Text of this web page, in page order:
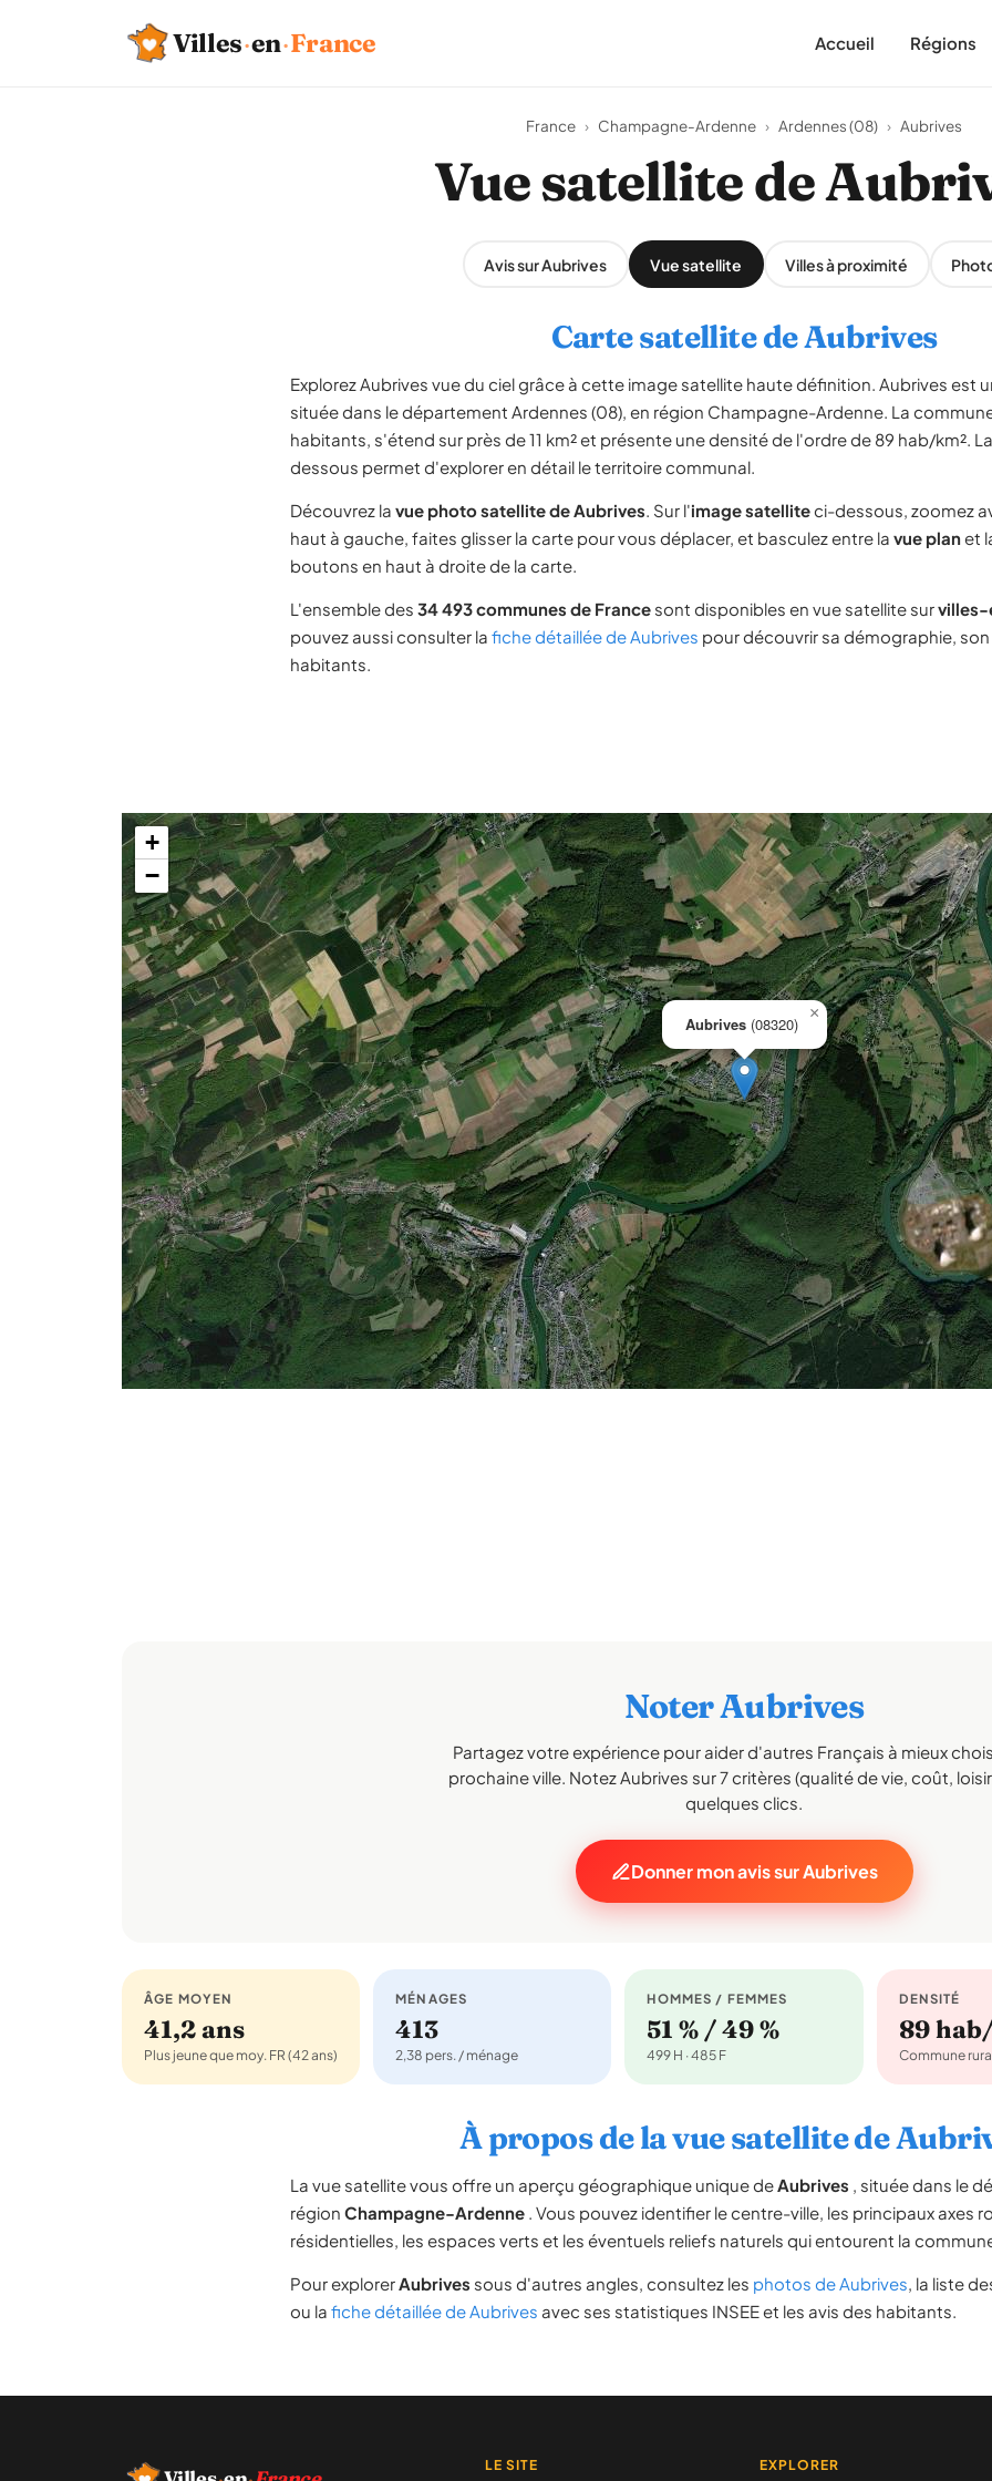
Villes·en·France Accueil Régions
France › Champagne-Ardenne › Ardennes (08) › Aubrives
Vue satellite de
Avis sur Aubrives Vue satellite Villes à proximité
Carte satellite de Aubrives
Explorez Aubrives vue du ciel grâce à cette image satellite haute définition. Aubrives est
située dans le département Ardennes (08), en région Champagne-Ardenne. La
habitants, s'étend sur près de 11 km² et présente une densité de l'ordre de 89 hab/km².
dessous permet d'explorer en détail le territoire communal.
Découvrez la vue photo satellite de Aubrives. Sur l'image satelliteci-dessous, zoomez
haut à gauche, faites glisser la carte pour vous déplacer, et basculez entre la vue planet
boutons en haut à droite de la carte.
L'ensemble des 34 493 communes de France sont disponibles en vue satellite sur
pouvez aussi consulter la fiche détaillée de Aubrives pour découvrir sa démographie,
habitants.
Aubrives (08320)
×
+
−
Noter Aubrives
Partagez votre expérience pour aider d'autres Français à mieux
prochaine ville. Notez Aubrives sur 7 critères (qualité de vie, coût,
quelques clics.
Donner mon avis sur Aubrives
ÂGE MOYEN
41,2 ans
Plus jeune que moy. FR (42 ans)
MÉNAGES
413
2,38 pers. / ménage
HOMMES / FEMMES
51 % / 49 %
499 H · 485 F
DENSITÉ
89
Commune
À propos de la vue satellite de
La vue satellite vous offre un aperçu géographique unique deAubrives , située dans le
région Champagne-Ardenne . Vous pouvez identifier le centre-ville, les principaux axes
résidentielles, les espaces verts et les éventuels reliefs naturels qui entourent la
Pour explorerAubrives sous d'autres angles, consultez les photos de Aubrives, la liste
ou la fiche détaillée de Aubrives avec ses statistiques INSEE et les avis des habitants.
LE SITE EXPLORER